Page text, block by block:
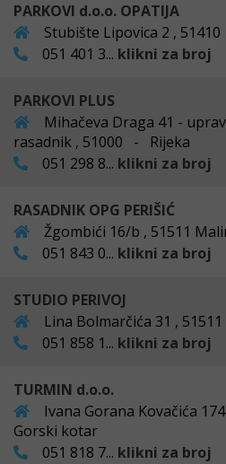
PARKOVI d.o.o. OPATIJA
Stubište Lipovica 2 ,
051 401 3... klikni za broj
PARKOVI PLUS
Mihačeva Draga 41 -
rasadnik , 51000 - Rijeka
051 298 8... klikni za broj
RASADNIK OPG PERIŠIĆ
Žgombići 16/b , 51511
051 843 0... klikni za broj
STUDIO PERIVOJ
Lina Bolmarčića 31 ,
051 858 1... klikni za broj
TURMIN d.o.o.
Ivana Gorana Kovačića
Gorski kotar
051 818 7... klikni za broj